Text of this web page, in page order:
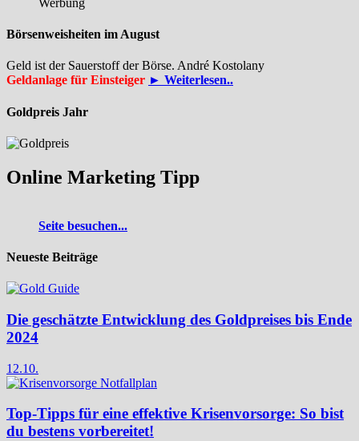
Börsenweisheiten im August
Geld ist der Sauerstoff der Börse. André Kostolany
Geldanlage für Einsteiger ► Weiterlesen..
Goldpreis Jahr
Online Marketing Tipp
Seite besuchen...
Neueste Beiträge
Die geschätzte Entwicklung des Goldpreises bis Ende
2024
12.10.
Top-Tipps für eine effektive Krisenvorsorge: So bist
du bestens vorbereitet!